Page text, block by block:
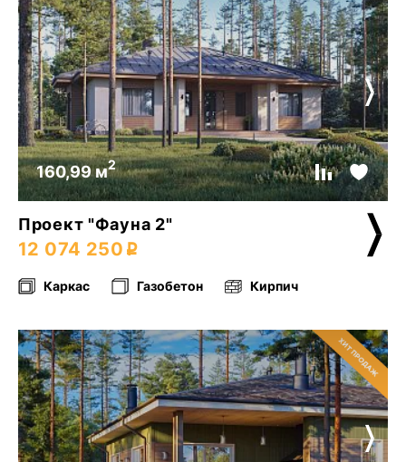
160,99 м2
Проект "Фауна 2"
12 074 250
Каркас Газобетон Кирпич